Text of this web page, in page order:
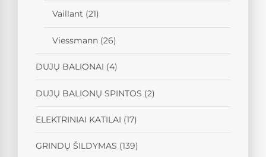
Vaillant (21)
Viessmann (26)
DUJŲ BALIONAI (4)
DUJŲ BALIONŲ SPINTOS (2)
ELEKTRINIAI KATILAI (17)
GRINDŲ ŠILDYMAS (139)